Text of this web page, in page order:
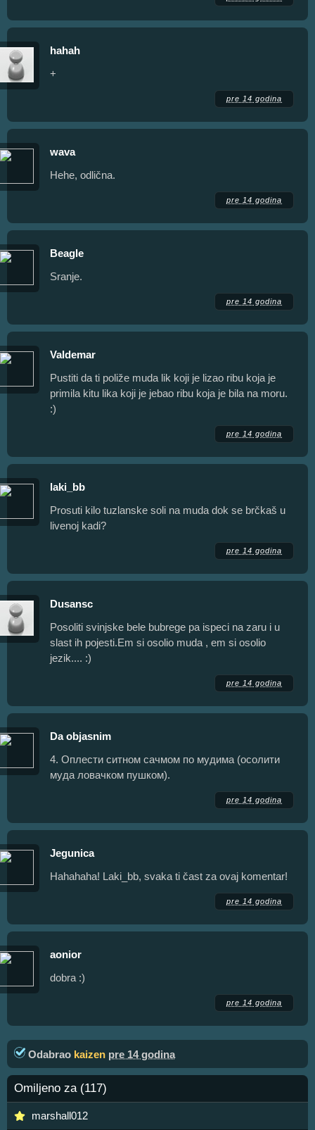
hahah
+
pre 14 godina
wava
Hehe, odlična.
pre 14 godina
Beagle
Sranje.
pre 14 godina
Valdemar
Pustiti da ti poliže muda lik koji je lizao ribu koja je
primila kitu lika koji je jebao ribu koja je bila na moru.
:)
pre 14 godina
laki_bb
Prosuti kilo tuzlanske soli na muda dok se brčkaš u
livenoj kadi?
pre 14 godina
Dusansc
Posoliti svinjske bele bubrege pa ispeci na zaru i u
slast ih pojesti.Em si osolio muda , em si osolio
jezik.... :)
pre 14 godina
Da objasnim
4. Оплести ситном сачмом по мудима (осолити
муда ловачком пушком).
pre 14 godina
Jegunica
Hahahaha! Laki_bb, svaka ti čast za ovaj komentar!
pre 14 godina
aonior
dobra :)
pre 14 godina
Odabrao kaizen pre 14 godina
Omiljeno za (117)
marshall012